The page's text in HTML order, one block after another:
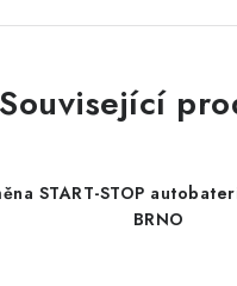
Související
START-STOP
BRNO